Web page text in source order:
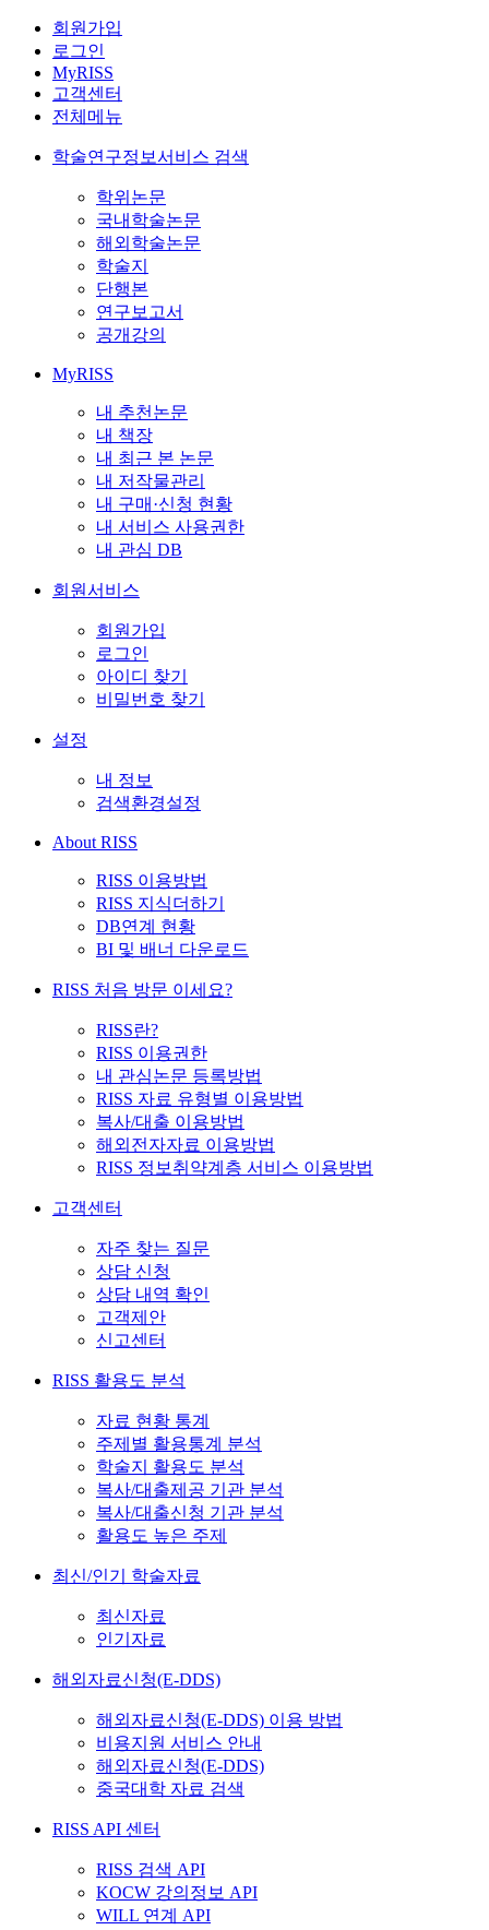
회원가입
로그인
MyRISS
고객센터
전체메뉴
학술연구정보서비스 검색
학위논문
국내학술논문
해외학술논문
학술지
단행본
연구보고서
공개강의
MyRISS
내 추천논문
내 책장
내 최근 본 논문
내 저작물관리
내 구매·신청 현황
내 서비스 사용권한
내 관심 DB
회원서비스
회원가입
로그인
아이디 찾기
비밀번호 찾기
설정
내 정보
검색환경설정
About RISS
RISS 이용방법
RISS 지식더하기
DB연계 현황
BI 및 배너 다운로드
RISS 처음 방문 이세요?
RISS란?
RISS 이용권한
내 관심논문 등록방법
RISS 자료 유형별 이용방법
복사/대출 이용방법
해외전자자료 이용방법
RISS 정보취약계층 서비스 이용방법
고객센터
자주 찾는 질문
상담 신청
상담 내역 확인
고객제안
신고센터
RISS 활용도 분석
자료 현황 통계
주제별 활용통계 분석
학술지 활용도 분석
복사/대출제공 기관 분석
복사/대출신청 기관 분석
활용도 높은 주제
최신/인기 학술자료
최신자료
인기자료
해외자료신청(E-DDS)
해외자료신청(E-DDS) 이용 방법
비용지원 서비스 안내
해외자료신청(E-DDS)
중국대학 자료 검색
RISS API 센터
RISS 검색 API
KOCW 강의정보 API
WILL 연계 API